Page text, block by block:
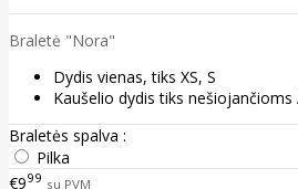
Braletė "Nora"
Dydis vienas, tiks XS, S
Kaušelio dydis tiks
Braletės spalva :
Pilka
€999 su PVM